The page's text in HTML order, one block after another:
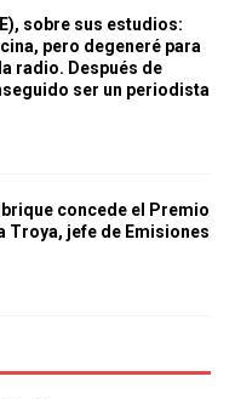
sobre sus estudios:
pero degeneré para
radio. Después de
ser un periodista
concede el Premio
Troya, jefe de Emisiones